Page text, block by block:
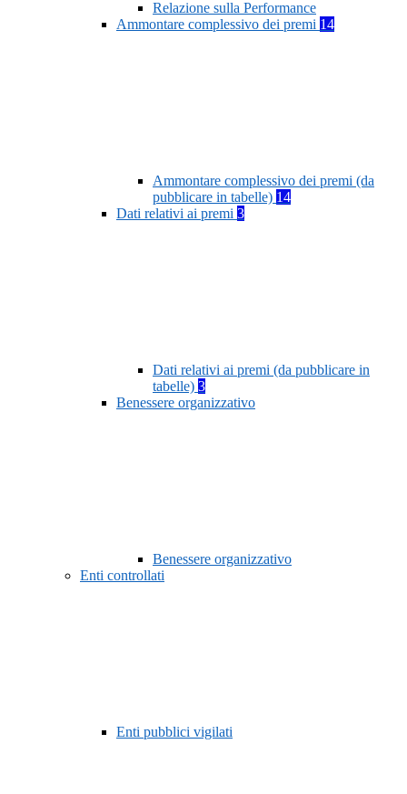
Relazione sulla Performance
Ammontare complessivo dei premi 14
Ammontare complessivo dei premi (da
pubblicare in tabelle) 14
Dati relativi ai premi 3
Dati relativi ai premi (da pubblicare in
tabelle) 3
Benessere organizzativo
Benessere organizzativo
Enti controllati
Enti pubblici vigilati